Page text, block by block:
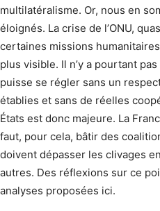
multilatéralisme. Or, nous en
éloignés. La crise de l’ONU,
certaines missions
plus visible. Il n’y a pourtant
puisse se régler sans un
établies et sans de réelles
États est donc majeure. La
faut, pour cela, bâtir des
doivent dépasser les clivages
autres. Des réflexions sur ce
analyses proposées ici.